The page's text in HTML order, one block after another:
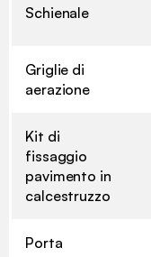
Schienale
Griglie di
aerazione
Kit di
fissaggio
pavimento in
calcestruzzo
Porta